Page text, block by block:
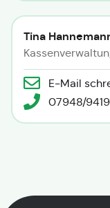
Tina
E-Mail
07948/